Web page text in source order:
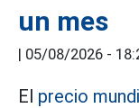
un mes
| 05/08/2026 -
El precio